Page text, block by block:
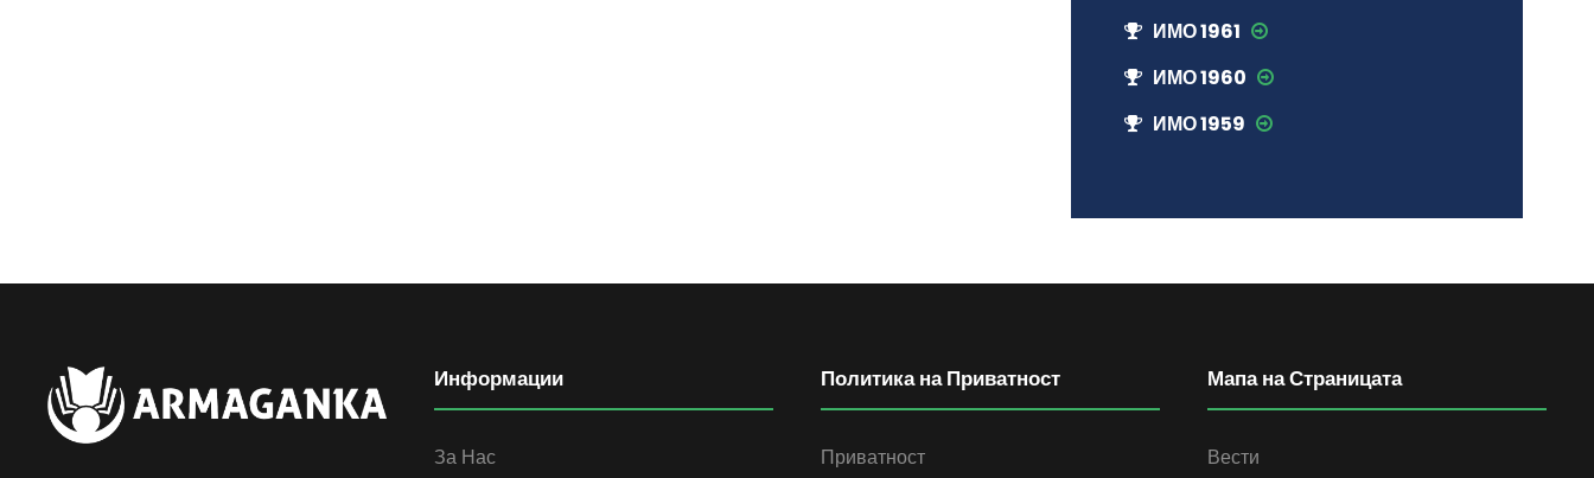
ИМО 1961
ИМО 1960
ИМО 1959
Информации
За Нас
Политика на Приватност
Приватност
Мапа на Страницата
Вести